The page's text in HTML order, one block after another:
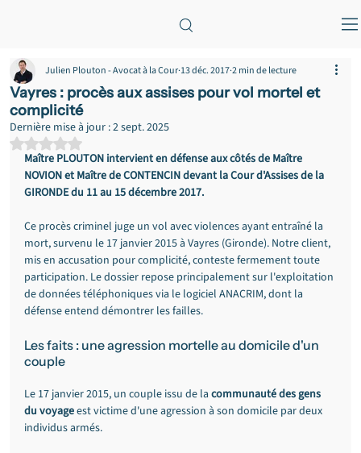
Vayres : procès aux assises pour vol mortel et
complicité
Julien Plouton - Avocat à la Cour 13 déc. 20172 min de lecture
Dernière mise à jour :2 sept. 2025
Noté NaN étoiles sur 5.
Maître PLOUTON intervient en défense aux côtés de Maître
NOVION et Maître de CONTENCIN devant la Cour d'Assises de la
GIRONDE du 11 au 15 décembre 2017.
Ce procès criminel juge un vol avec violences ayant entraîné la
mort, survenu le 17 janvier 2015 à Vayres (Gironde). Notre client,
mis en accusation pour complicité, conteste fermement toute
participation. Le dossier repose principalement sur l'exploitation
de données téléphoniques via le logiciel ANACRIM, dont la
défense entend démontrer les failles.
Les faits : une agression mortelle au domicile d'un
couple
Le 17 janvier 2015, un couple issu de la communauté des gens
du voyage est victime d'une agression à son domicile par deux
individus armés.